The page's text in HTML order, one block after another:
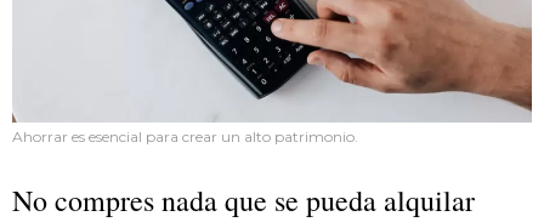
Ahorrar es esencial para crear un alto patrimonio.
No compres nada que se pueda alquilar